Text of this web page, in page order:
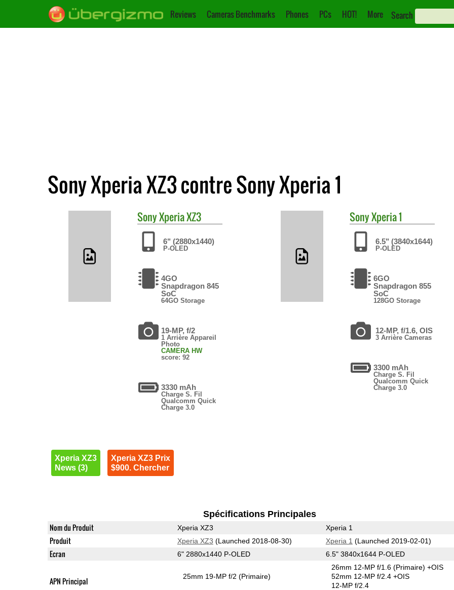
Reviews Cameras Benchmarks Phones PCs HOT! More Search
Sony Xperia XZ3 contre Sony Xperia 1
SonyXperia XZ3
6" (2880x1440)
P-OLED
4GO
Snapdragon 845
SoC
64GO Storage
19-MP, f/2
1 Arrière Appareil
Photo
CAMERA HW
score: 92
3330 mAh
Charge S. Fil
Qualcomm Quick
Charge 3.0
Xperia XZ3
News (3)
Xperia XZ3 Prix
$900. Chercher
SonyXperia 1
6.5" (3840x1644)
P-OLED
6GO
Snapdragon 855
SoC
128GO Storage
12-MP, f/1.6, OIS
3 Arrière Cameras
3300 mAh
Charge S. Fil
Qualcomm Quick
Charge 3.0
Spécifications Principales
Nom du Produit Xperia XZ3 Xperia 1
Produit Xperia XZ3 (Launched 2018-08-30) Xperia 1 (Launched 2019-02-01)
Ecran 6" 2880x1440 P-OLED 6.5" 3840x1644 P-OLED
APN Principal 25mm 19-MP f/2(Primaire)
26mm 12-MP f/1.6(Primaire) +OIS
52mm 12-MP f/2.4 +OIS
12-MP f/2.4